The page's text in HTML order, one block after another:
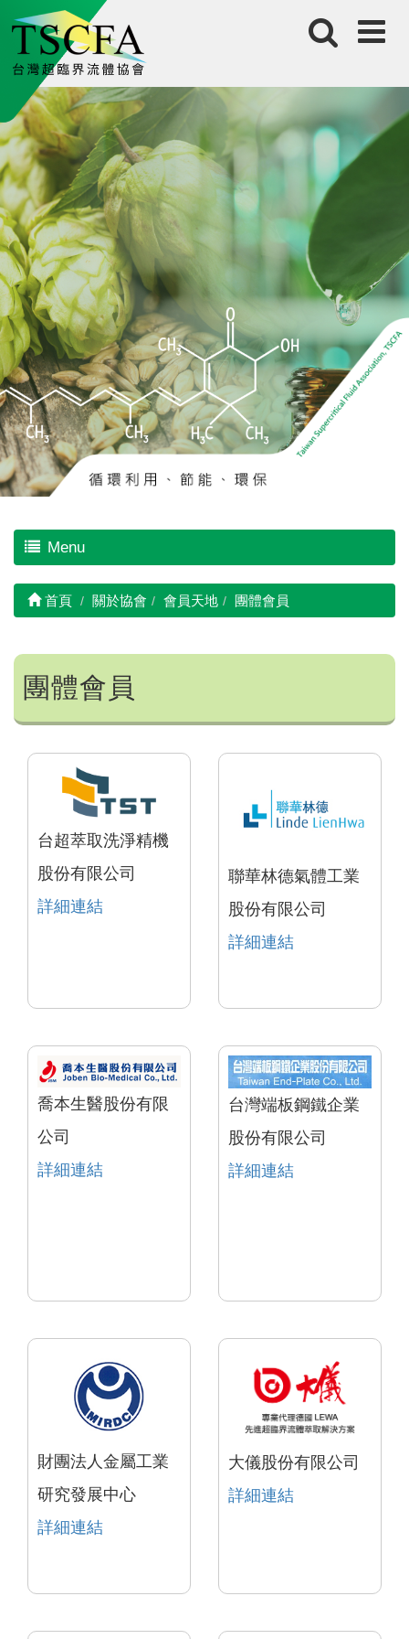
Menu
首頁 關於協會 會員天地 團體會員
團體會員
台超萃取洗淨精機
股份有限公司
詳細連結
聯華林德氣體工業
股份有限公司
詳細連結
喬本生醫股份有限
公司
詳細連結
台灣端板鋼鐵企業
股份有限公司
詳細連結
財團法人金屬工業
研究發展中心
詳細連結
大儀股份有限公司
詳細連結